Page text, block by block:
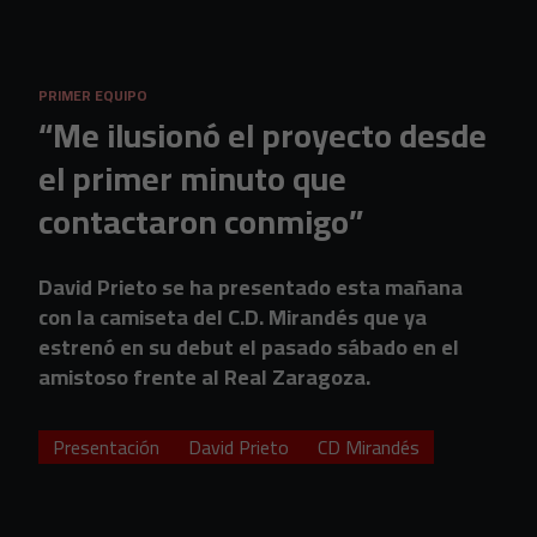
PRIMER EQUIPO
“Me ilusionó el proyecto desde
el primer minuto que
contactaron conmigo”
David Prieto se ha presentado esta mañana
con la camiseta del C.D. Mirandés que ya
estrenó en su debut el pasado sábado en el
amistoso frente al Real Zaragoza.
Presentación David Prieto CD Mirandés